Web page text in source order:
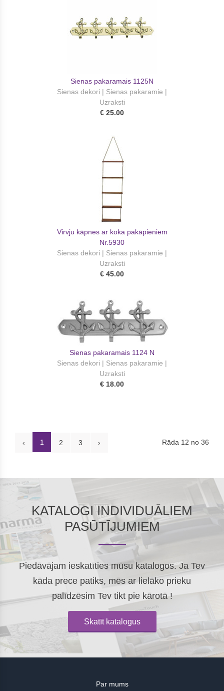
Sienas pakaramais 1125N
Sienas dekori | Sienas pakaramie |
Uzraksti
€ 25.00
Virvju kāpnes ar koka pakāpieniem
Nr.5930
Sienas dekori | Sienas pakaramie |
Uzraksti
€ 45.00
Sienas pakaramais 1124 N
Sienas dekori | Sienas pakaramie |
Uzraksti
€ 18.00
‹ 1 2 3 › Rāda 12 no 36
KATALOGI INDIVIDUĀLIEM
PASŪTĪJUMIEM
Piedāvājam ieskatīties mūsu katalogos. Ja Tev
kāda prece patiks, mēs ar lielāko prieku
palīdzēsim Tev tikt pie kārotā !
Skatīt katalogus
Par mums